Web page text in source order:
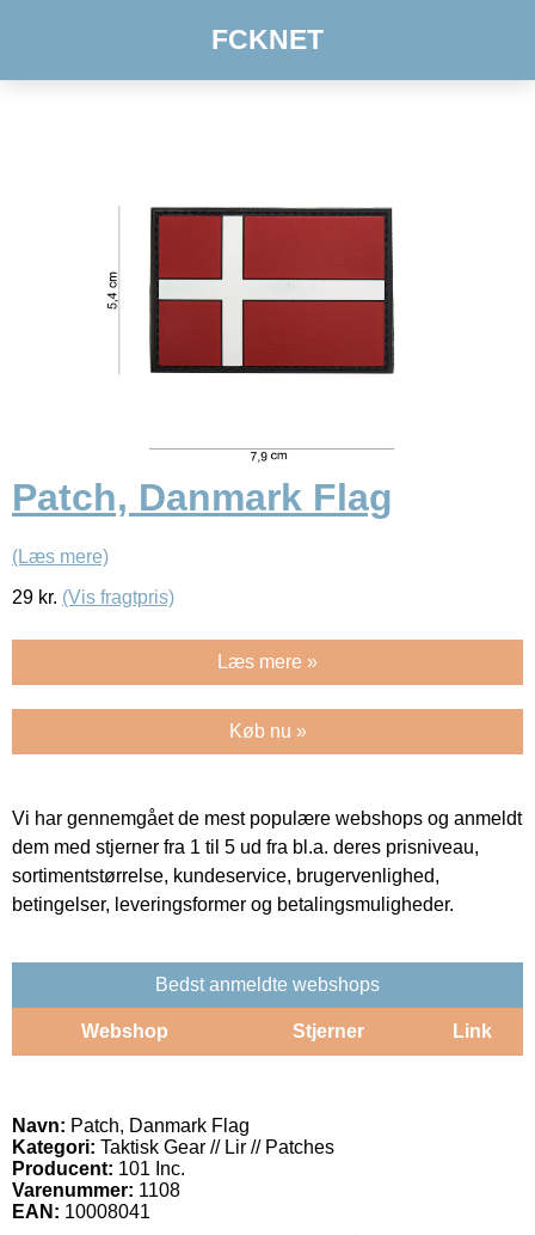
FCKNET
Patch, Danmark Flag
(Læs mere)
29 kr. (Vis fragtpris)
Læs mere »
Køb nu »
Vi har gennemgået de mest populære webshops og anmeldt
dem med stjerner fra 1 til 5 ud fra bl.a. deres prisniveau,
sortimentstørrelse, kundeservice, brugervenlighed,
betingelser, leveringsformer og betalingsmuligheder.
Bedst anmeldte webshops
Webshop Stjerner Link
Navn: Patch, Danmark Flag
Kategori: Taktisk Gear // Lir // Patches
Producent: 101 Inc.
Varenummer: 1108
EAN: 10008041